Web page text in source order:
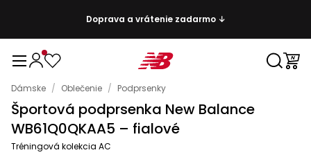
Doprava a vrátenie zadarmo ↓
Dámske / Oblečenie / Podprsenky
Športová podprsenka New Balance
WB61Q0QKAA5 – fialové
Tréningová kolekcia AC